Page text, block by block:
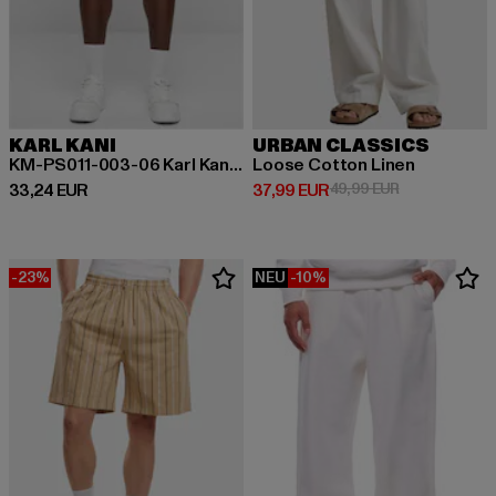
KARL KANI
KM-PS011-003-06 Karl Kani Small Signature Essential Mesh Shorts
33,24 EUR
Derzeitiger Preis: 33,24 EUR
URBAN CLASSICS
Loose Cotton Linen
37,99 EUR
Derzeitiger Preis: 37,99 EUR
49,99 EURAktionspreis:
-23% NEU -10%